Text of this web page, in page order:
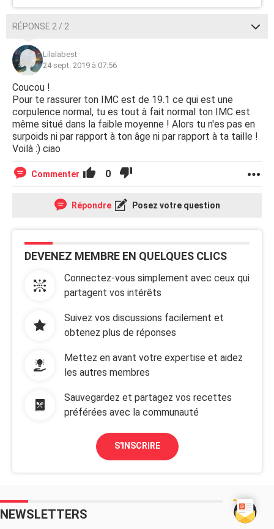
RÉPONSE 2 / 2
Lilalabest
24 sept. 2019 à 07:56
Coucou !
Pour te rassurer ton IMC est de 19.1 ce qui est une
corpulence normal, tu es tout à fait normal ton IMC est
même situé dans la faible moyenne ! Alors tu n'es pas en
surpoids ni par rapport à ton âge ni par rapport à ta taille !
Voilà :) ciao
Commenter 0
Répondre Posez votre question
DEVENEZ MEMBRE EN QUELQUES CLICS
Connectez-vous simplement avec ceux qui
partagent vos intérêts
Suivez vos discussions facilement et
obtenez plus de réponses
Mettez en avant votre expertise et aidez
les autres membres
Sauvegardez et partagez vos recettes
préférées avec la communauté
S'INSCRIRE
NEWSLETTERS